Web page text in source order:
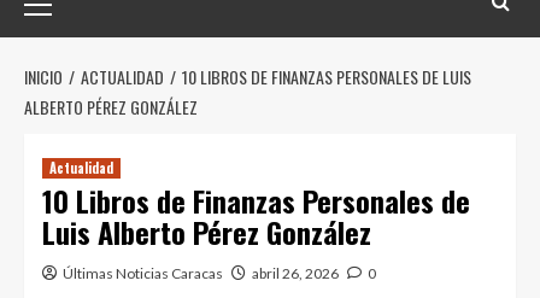
principal
INICIO ACTUALIDAD
10 LIBROS DE FINANZAS PERSONALES DE LUIS
ALBERTO PÉREZ GONZÁLEZ
Actualidad
10 Libros de Finanzas Personales de
Luis Alberto Pérez González
Últimas Noticias Caracas abril 26, 2026 0